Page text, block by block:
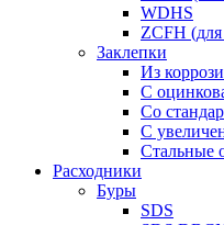
WDHS
ZCFH
Заклепки
Из
С
Со
С
Стальные
Расходники
Буры
SDS